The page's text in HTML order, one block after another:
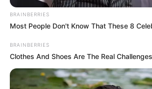
BRAINBERRIES
Most People Don't Know That These 8
BRAINBERRIES
Clothes And Shoes Are The Real